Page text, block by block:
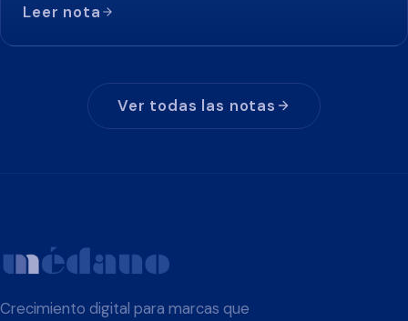
Leer nota
Ver todas las notas
Crecimiento digital para marcas que